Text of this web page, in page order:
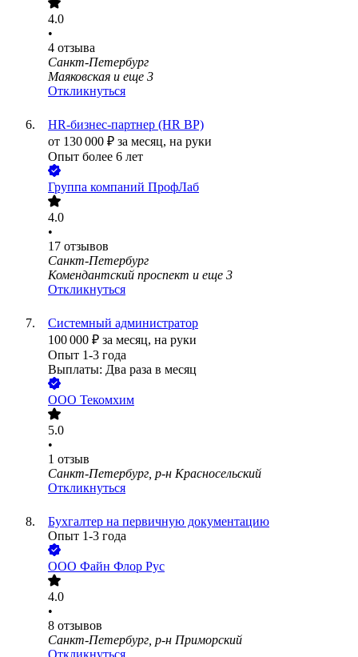
4.0
•
4 отзыва
Санкт-Петербург
Маяковская и еще 3
Откликнуться
HR-бизнес-партнер (HR BP)
от 130 000 ₽ за месяц, на руки
Опыт более 6 лет
Группа компаний ПрофЛаб
4.0
•
17 отзывов
Санкт-Петербург
Комендантский проспект и еще 3
Откликнуться
Системный администратор
100 000 ₽ за месяц, на руки
Опыт 1-3 года
Выплаты: Два раза в месяц
ООО Текомхим
5.0
•
1 отзыв
Санкт-Петербург, р-н Красносельский
Откликнуться
Бухгалтер на первичную документацию
Опыт 1-3 года
ООО Файн Флор Рус
4.0
•
8 отзывов
Санкт-Петербург, р-н Приморский